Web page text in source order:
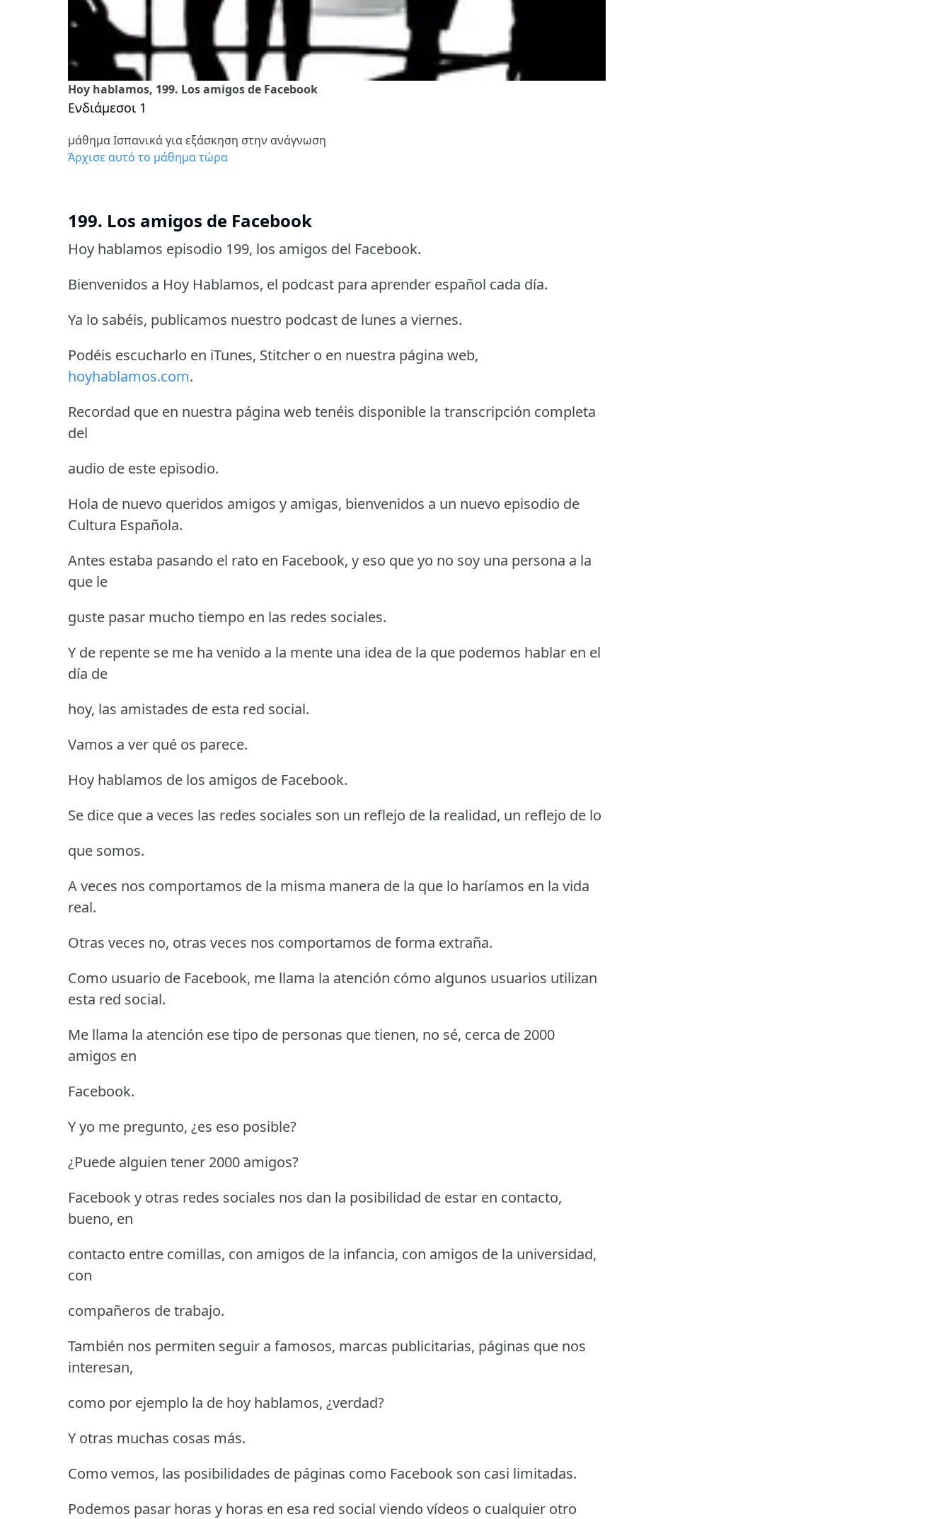
Hoy hablamos, 199. Los amigos de Facebook
Ενδιάμεσοι 1
μάθημα Ισπανικά για εξάσκηση στην ανάγνωση
Άρχισε αυτό το μάθημα τώρα
199. Los amigos de Facebook
Hoy hablamos episodio 199, los amigos del Facebook.
Bienvenidos a Hoy Hablamos, el podcast para aprender español cada día.
Ya lo sabéis, publicamos nuestro podcast de lunes a viernes.
Podéis escucharlo en iTunes, Stitcher o en nuestra página web,
hoyhablamos.com.
Recordad que en nuestra página web tenéis disponible la transcripción completa
del
audio de este episodio.
Hola de nuevo queridos amigos y amigas, bienvenidos a un nuevo episodio de
Cultura Española.
Antes estaba pasando el rato en Facebook, y eso que yo no soy una persona a la
que le
guste pasar mucho tiempo en las redes sociales.
Y de repente se me ha venido a la mente una idea de la que podemos hablar en el
día de
hoy, las amistades de esta red social.
Vamos a ver qué os parece.
Hoy hablamos de los amigos de Facebook.
Se dice que a veces las redes sociales son un reflejo de la realidad, un reflejo de lo
que somos.
A veces nos comportamos de la misma manera de la que lo haríamos en la vida
real.
Otras veces no, otras veces nos comportamos de forma extraña.
Como usuario de Facebook, me llama la atención cómo algunos usuarios utilizan
esta red social.
Me llama la atención ese tipo de personas que tienen, no sé, cerca de 2000
amigos en
Facebook.
Y yo me pregunto, ¿es eso posible?
¿Puede alguien tener 2000 amigos?
Facebook y otras redes sociales nos dan la posibilidad de estar en contacto,
bueno, en
contacto entre comillas, con amigos de la infancia, con amigos de la universidad,
con
compañeros de trabajo.
También nos permiten seguir a famosos, marcas publicitarias, páginas que nos
interesan,
como por ejemplo la de hoy hablamos, ¿verdad?
Y otras muchas cosas más.
Como vemos, las posibilidades de páginas como Facebook son casi limitadas.
Podemos pasar horas y horas en esa red social viendo vídeos o cualquier otro